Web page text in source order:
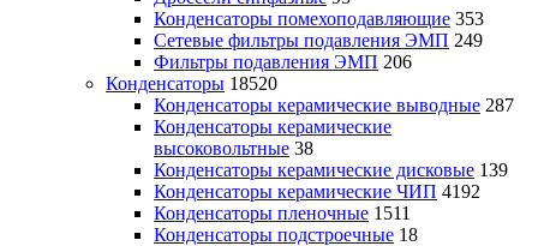
Конденсаторы помехоподавляющие 353
Сетевые фильтры подавления ЭМП 249
Фильтры подавления ЭМП 206
Конденсаторы 18520
Конденсаторы керамические выводные 287
Конденсаторы керамические
высоковольтные 38
Конденсаторы керамические дисковые 139
Конденсаторы керамические ЧИП 4192
Конденсаторы пленочные 1511
Конденсаторы подстроечные 18